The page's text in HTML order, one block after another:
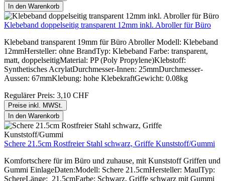
In den Warenkorb
Klebeband doppelseitig transparent 12mm inkl. Abroller für Büro
Klebeband transparent 19mm für Büro Abroller Modell: Klebeband
12mmHersteller: ohne BrandTyp: Klebeband Farbe: transparent,
matt, doppelseitigMaterial: PP (Poly Propylene)Klebstoff:
Synthetisches AcrylatDurchmesser-Innen: 25mmDurchmesser-
Aussen: 67mmKlebung: hohe KlebekraftGewicht: 0.08kg
Regulärer Preis: 3,10 CHF
Preise inkl. MWSt.
In den Warenkorb
Schere 21.5cm Rostfreier Stahl schwarz, Griffe Kunststoff/Gummi
Komfortschere für im Büro und zuhause, mit Kunststoff Griffen und
Gummi EinlageDaten:Modell: Schere 21.5cmHersteller: MaulTyp:
SchereLänge: 21.5cmFarbe: Schwarz, Griffe schwarz mit Gummi